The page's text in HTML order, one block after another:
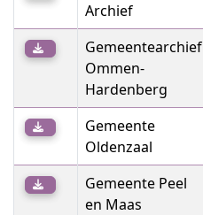
Archief
Gemeentearchief
Ommen-
Hardenberg
Gemeente
Oldenzaal
Gemeente Peel
en Maas